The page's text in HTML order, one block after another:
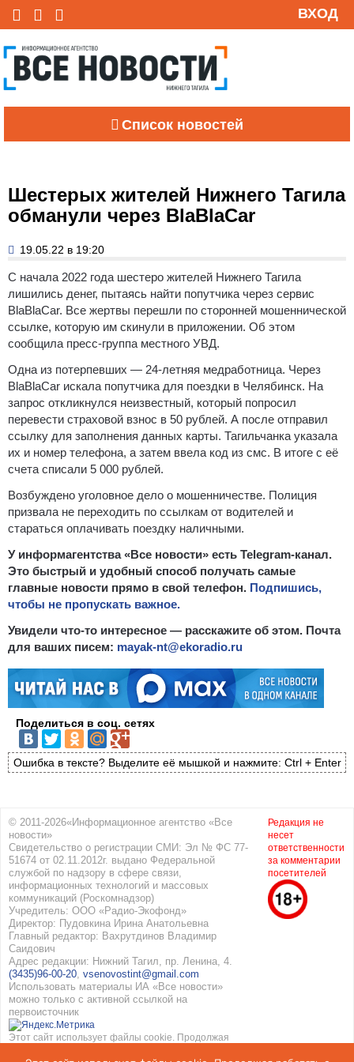
ВХОД
Список новостей
Шестерых жителей Нижнего Тагила
обманули через BlaBlaCar
19.05.22 в 19:20
С начала 2022 года шестеро жителей Нижнего Тагила
лишились денег, пытаясь найти попутчика через сервис
BlaBlaCar. Все жертвы перешли по сторонней мошеннической
ссылке, которую им скинули в приложении. Об этом
сообщила пресс-группа местного УВД.
Одна из потерпевших — 24-летняя медработница. Через
BlaBlaCar искала попутчика для поездки в Челябинск. На
запрос откликнулся неизвестный, который попросил
перевести страховой взнос в 50 рублей. А после отправил
ссылку для заполнения данных карты. Тагильчанка указала
их и номер телефона, а затем ввела код из смс. В итоге с её
счета списали 5 000 рублей.
Возбуждено уголовное дело о мошенничестве. Полиция
призвала не переходить по ссылкам от водителей и
стараться оплачивать поездку наличными.
У информагентства «Все новости» есть Telegram-канал.
Это быстрый и удобный способ получать самые
главные новости прямо в свой телефон. Подпишись,
чтобы не пропускать важное.
Увидели что-то интересное — расскажите об этом. Почта
для ваших писем: mayak-nt@ekoradio.ru
Поделиться в соц. сетях
Ошибка в тексте? Выделите её мышкой и нажмите: Ctrl + Enter
© 2011-2026«Информационное агентство «Все
новости»
Свидетельство о регистрации СМИ: Эл № ФС 77-
51674 от 02.11.2012г. выдано Федеральной
службой по надзору в сфере связи,
информационных технологий и массовых
коммуникаций (Роскомнадзор)
Учредитель: ООО «Радио-Экофонд»
Директор: Пудовкина Ирина Анатольевна
Главный редактор: Вахрутдинов Владимир
Саидович
Адрес редакции: Нижний Тагил, пр. Ленина, 4.
(3435)96-00-20, vsenovostint@gmail.com
Использовать материалы ИА «Все новости»
можно только с активной ссылкой на
первоисточник
Этот сайт использует файлы cookie. Продолжая
Редакция не
несет
ответственности
за комментарии
посетителей